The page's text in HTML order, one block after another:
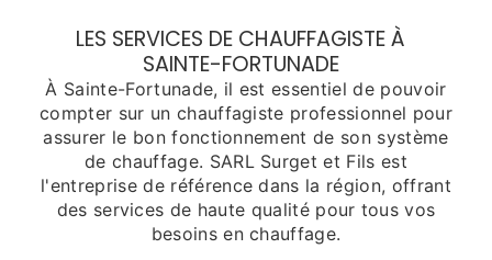
LES SERVICES DE CHAUFFAGISTE À
SAINTE-FORTUNADE
À Sainte-Fortunade, il est essentiel de pouvoir
compter sur un chauffagiste professionnel pour
assurer le bon fonctionnement de son système
de chauffage. SARL Surget et Fils est
l'entreprise de référence dans la région, offrant
des services de haute qualité pour tous vos
besoins en chauffage.